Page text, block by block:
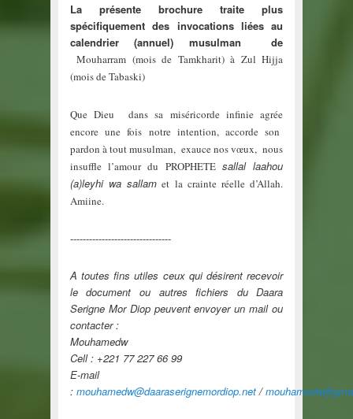
La présente brochure traite plus
spécifiquement des invocations liées au
calendrier (annuel) musulman de
Mouharram (mois de Tamkharit) à Zul Hijja
(mois de Tabaski)
Que Dieu dans sa miséricorde infinie agrée
encore une fois notre intention, accorde son
pardon à tout musulman, exauce nos vœux, nous
insuffle l’amour du PROPHETEsallal laahou
(a)leyhi wa sallam et la crainte réelle d’Allah.
Amiine.
--------------------------------
A toutes fins utiles ceux qui désirent recevoir
le document ou autres fichiers du Daara
Serigne Mor Diop peuvent envoyer un mail ou
contacter :
Mouhamedw
Cell : +221 77 227 66 99
E-mail
: mouhamedw@daaraserignemordiop.net/